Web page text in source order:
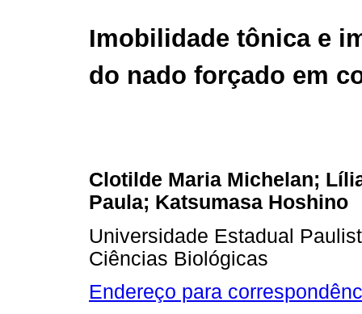
Imobilidade tônica e
do nado forçado em
Clotilde Maria Michelan;
Paula; Katsumasa Hoshino
Universidade Estadual
Ciências Biológicas
Endereço para